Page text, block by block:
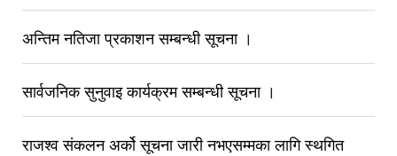
अन्तिम नतिजा प्रकाशन सम्बन्धी सूचना ।
सार्वजनिक सुनुवाइ कार्यक्रम सम्बन्धी सूचना ।
राजश्व संकलन अर्को सूचना जारी नभएसम्मका लागि स्थगित